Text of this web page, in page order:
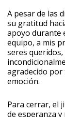
A pesar de las
su gratitud
apoyo durante
equipo, a mis
seres
agradecido por
emoción.
Para cerrar, el
de esperanza